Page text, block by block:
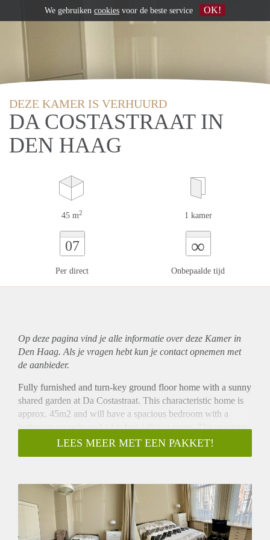
DEZE KAMER IS VERHUURD
DA COSTASTRAAT IN
DEN HAAG
45 m2 1 kamer
07
Per direct
∞
Onbepaalde tijd
Op deze pagina vind je alle informatie over deze Kamer in
Den Haag. Als je vragen hebt kun je contact opnemen met
de aanbieder.
Fully furnished and turn-key ground floor home with a sunny
shared garden at Da Costastraat. This characteristic home is
approx. 45m2 and will have a spacious bedroom with a
bathroom en suite and a kitchen / dining room. The spacious
garden is shared with all the people in the house. This cozy
home will be available directly for one person. Located next
around the corner as well as a big supermarket and many
shops, bars and restaurants.
Layout
Shared entrance from the street. Entrance to the apartment
LEES MEER MET EEN PAKKET!
We gebruiken cookies voor de beste service OK!